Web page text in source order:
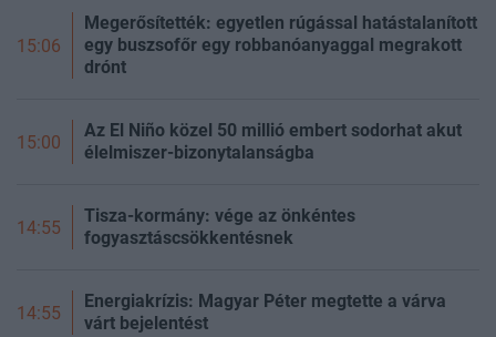
15:06
Megerősítették: egyetlen rúgással hatástalanított
egy buszsofőr egy robbanóanyaggal megrakott
drónt
15:00
Az El Niño közel 50 millió embert sodorhat akut
élelmiszer-bizonytalanságba
14:55
Tisza-kormány: vége az önkéntes
fogyasztáscsökkentésnek
14:55
Energiakrízis: Magyar Péter megtette a várva
várt bejelentést